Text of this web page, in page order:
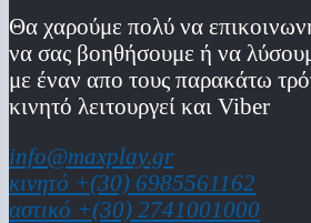
Θα χαρούμε πολύ να
να σας βοηθήσουμε ή να
με έναν απο τους παρακάτω
κινητό λειτoυργεί και Viber
info@maxplay.gr
κινητό +(30) 6985561162
αστικό +(30) 2741001000